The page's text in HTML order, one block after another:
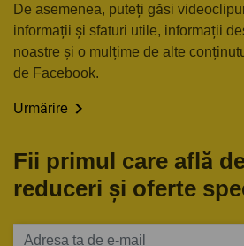
De asemenea, puteți găsi
informații și sfaturi utile, informații
noastre și o mulțime de alte
de Facebook.
Urmărire 
Fii primul care află
reduceri și oferte